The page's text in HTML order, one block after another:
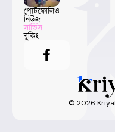
পোর্টফোলিও
নিউজ
সার্ভিস
বুকিং
© 2026